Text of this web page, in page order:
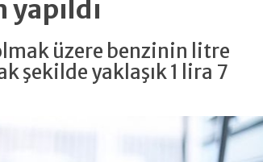
üzere benzinin litre
şekilde yaklaşık 1 lira 7